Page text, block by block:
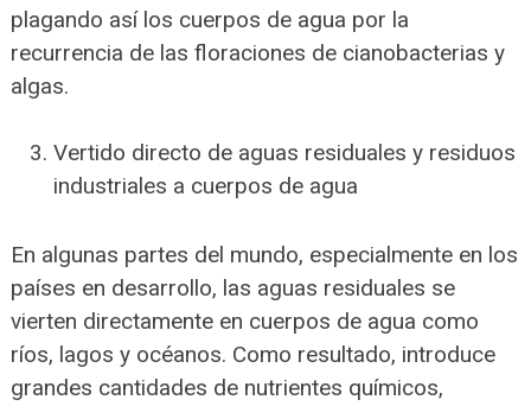
plagando así los cuerpos de agua por la
recurrencia de las floraciones de cianobacterias y
algas.
Vertido directo de aguas residuales y residuos
industriales a cuerpos de agua
En algunas partes del mundo, especialmente en los
países en desarrollo, las aguas residuales se
vierten directamente en cuerpos de agua como
ríos, lagos y océanos. Como resultado, introduce
grandes cantidades de nutrientes químicos,